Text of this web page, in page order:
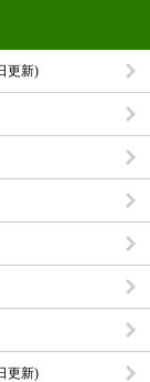
更新)
更新)